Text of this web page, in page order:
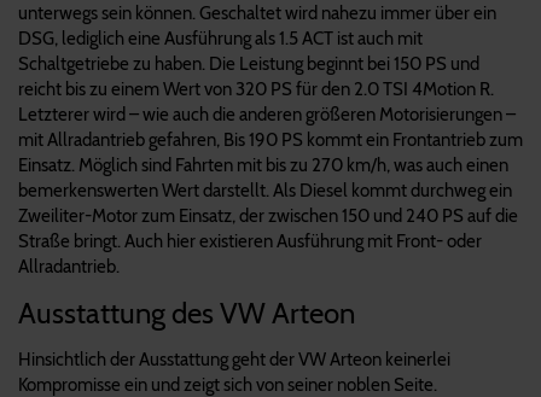
unterwegs sein können. Geschaltet wird nahezu immer über ein
DSG, lediglich eine Ausführung als 1.5 ACT ist auch mit
Schaltgetriebe zu haben. Die Leistung beginnt bei 150 PS und
reicht bis zu einem Wert von 320 PS für den 2.0 TSI 4Motion R.
Letzterer wird – wie auch die anderen größeren Motorisierungen –
mit Allradantrieb gefahren, Bis 190 PS kommt ein Frontantrieb zum
Einsatz. Möglich sind Fahrten mit bis zu 270 km/h, was auch einen
bemerkenswerten Wert darstellt. Als Diesel kommt durchweg ein
Zweiliter-Motor zum Einsatz, der zwischen 150 und 240 PS auf die
Straße bringt. Auch hier existieren Ausführung mit Front- oder
Allradantrieb.
Ausstattung des VW Arteon
Hinsichtlich der Ausstattung geht der VW Arteon keinerlei
Kompromisse ein und zeigt sich von seiner noblen Seite.